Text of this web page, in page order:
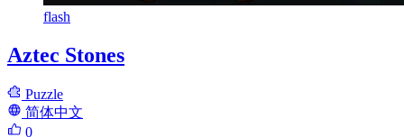
flash
Aztec Stones
Puzzle
简体中文
0